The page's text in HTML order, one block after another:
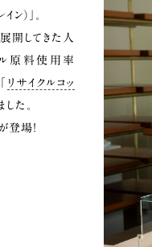
）」。
開してきた人
原料使用率
リサイクルコッ
た。
登場！